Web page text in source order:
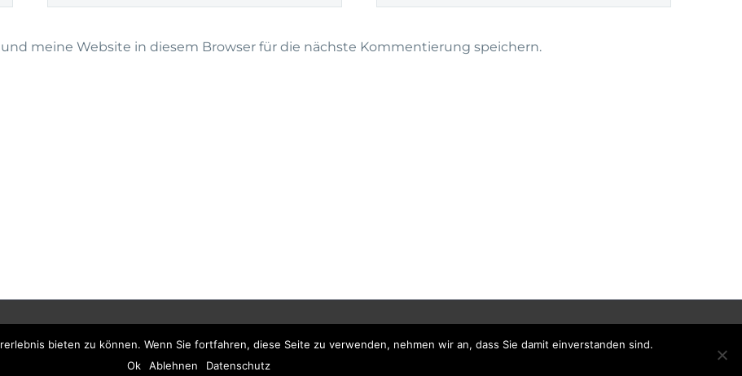
meine Website in diesem Browser für die nächste Kommentierung speichern.
Datenschutzerklärung AGB Fernwartung
bieten zu können. Wenn Sie fortfahren, diese Seite zu verwenden, nehmen wir an, dass Sie damit einverstanden sind.
Ok
Ablehnen Datenschutz